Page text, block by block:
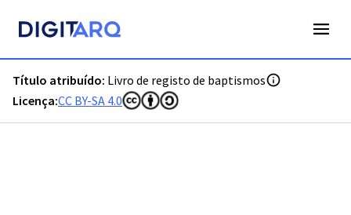
Título atribuído: Livro de registo de baptismos
Licença:CC BY-SA 4.0